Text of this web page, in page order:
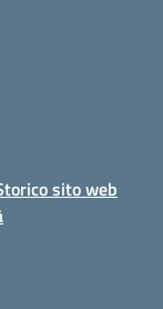
sito web